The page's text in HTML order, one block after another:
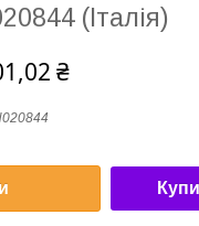
(Італія)
₴